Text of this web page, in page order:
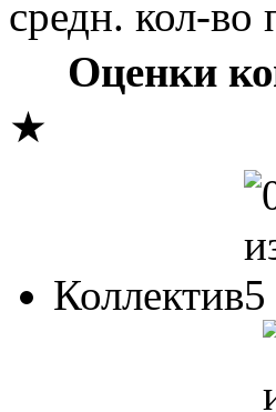
средн. кол-во
Оценки
★
Коллектив